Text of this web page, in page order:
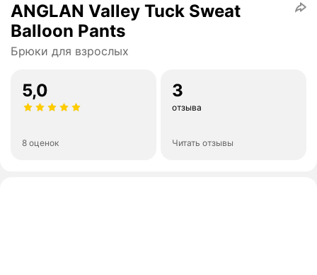
ANGLAN Valley Tuck Sweat
Balloon Pants
Брюки для взрослых
5,0
8 оценок
3
отзыва
Читать отзывы